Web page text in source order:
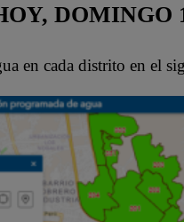
DOMINGO
en cada distrito en el